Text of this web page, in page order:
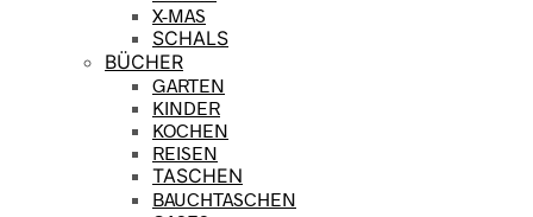
X-MAS
SCHALS
BÜCHER
GARTEN
KINDER
KOCHEN
REISEN
TASCHEN
BAUCHTASCHEN